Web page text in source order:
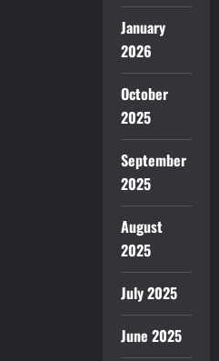
January
2026
October
2025
September
2025
August
2025
July 2025
June 2025